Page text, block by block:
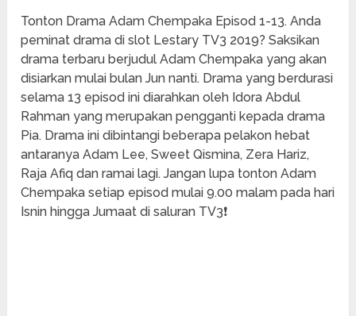
Tonton Drama Adam Chempaka Episod 1-13. Anda
peminat drama di slot Lestary TV3 2019? Saksikan
drama terbaru berjudul Adam Chempaka yang akan
disiarkan mulai bulan Jun nanti. Drama yang berdurasi
selama 13 episod ini diarahkan oleh Idora Abdul
Rahman yang merupakan pengganti kepada drama
Pia. Drama ini dibintangi beberapa pelakon hebat
antaranya Adam Lee, Sweet Qismina, Zera Hariz,
Raja Afiq dan ramai lagi. Jangan lupa tonton Adam
Chempaka setiap episod mulai 9.00 malam pada hari
Isnin hingga Jumaat di saluran TV3❗